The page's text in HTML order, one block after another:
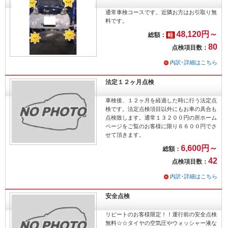
通常車検コースです。近隣お方はお引取り無
料です。
総額： 軽 48,120円～
点検項目数： 80
内訳･詳細はこちら
法定１２ヶ月点検
車検後、１２ヶ月を経過した時に行う法定点
検です。法定点検項目以外にもお車の具合も
点検致します。通常１３２００円の所ホーム
ページをご覧のお客様に限り６６００円でさ
せて頂きます。
総額： 6,600円～
点検項目数： 42
内訳･詳細はこちら
安全点検
リピートのお客様限定！！運行前の安全点検
無料☆☆タイヤの空気圧やウォッシャー液な